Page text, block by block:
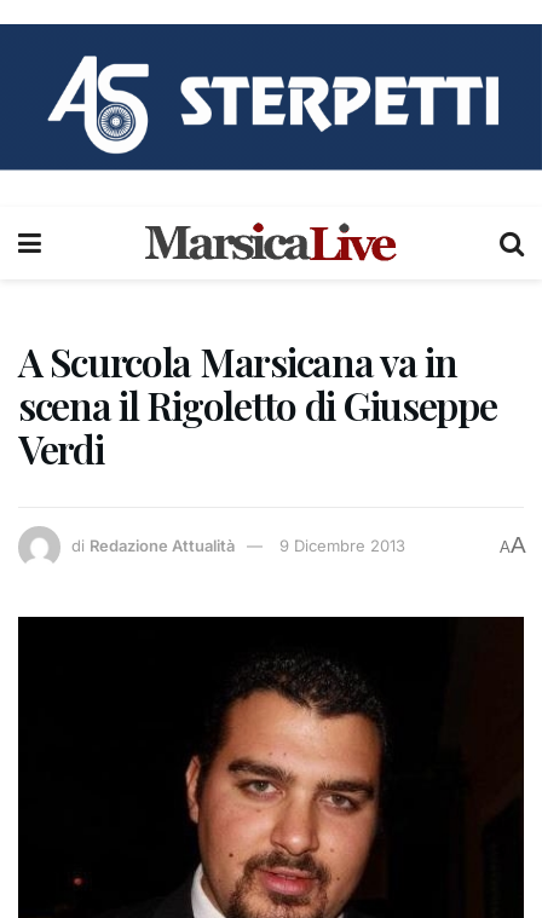
A Scurcola Marsicana va in
scena il Rigoletto di Giuseppe
Verdi
di Redazione Attualità 9 Dicembre 2013 AA